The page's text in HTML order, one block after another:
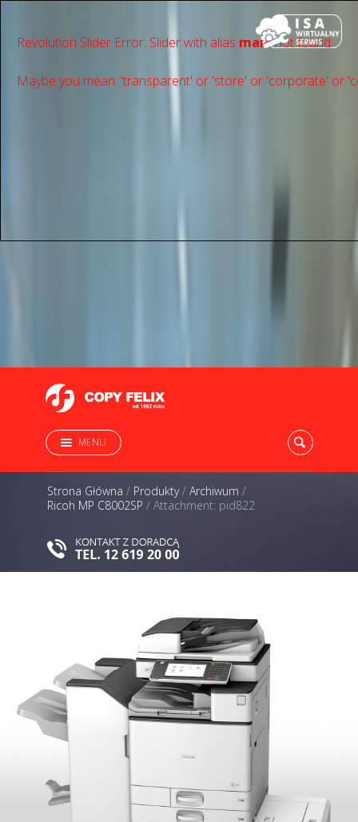
Revolution Slider Error: Slider with alias mainnot found.
Maybe you mean: 'transparent' or 'store' or 'сorporate' or
MENU
Strona Główna / Produkty/ Archiwum /
Ricoh MP C8002SP / Attachment: pid822